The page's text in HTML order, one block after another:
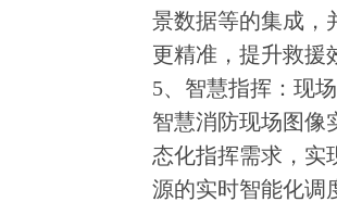
景数据等的集成，
更精准，提升救援
5、智慧指挥：现
智慧消防现场图像
态化指挥需求，实
源的实时智能化调